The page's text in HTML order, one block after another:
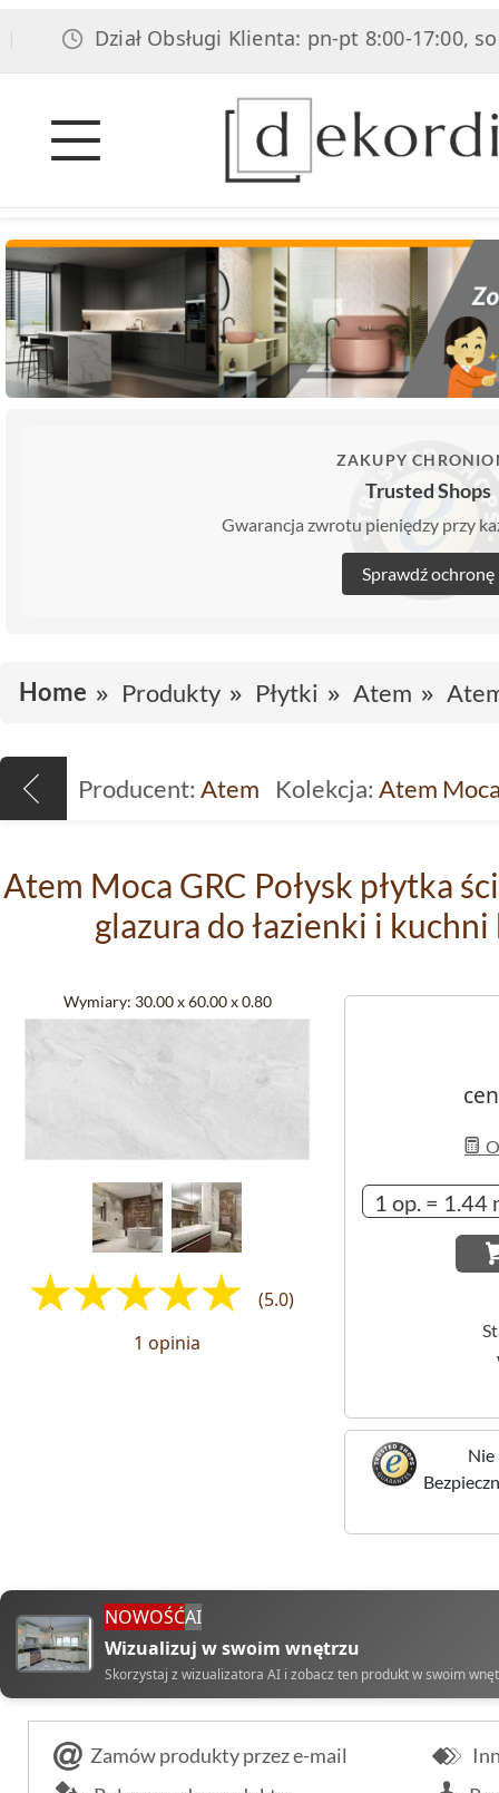
Dział Obsługi Klienta: pn-pt 8:00-17:00, sob 8:00-
ZAKUPY
Trusted Shops
Gwarancja zwrotu pieniędzy przy
Sprawdź ochronę
Home Produkty Płytki Atem
Producent: Atem Kolekcja: Atem
Atem Moca GRC Połysk płytka
glazura do łazienki i
Wymiary: 30.00 x 60.00 x 0.80
(5.0)
1 opinia
Nie
NOWOŚĆAI
Wizualizuj w swoim wnętrzu
Skorzystaj z wizualizatora AI i zobacz ten produkt w swoim
Zamów produkty przez e-mail